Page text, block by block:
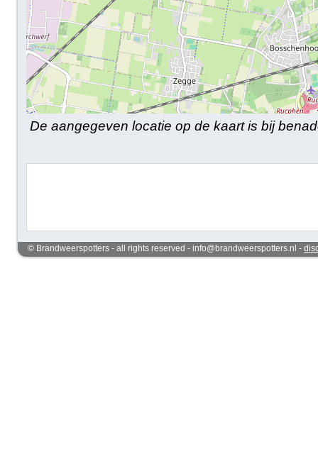
De aangegeven locatie op de kaart is bij
© Brandweerspotters - all rights reserved - info@brandweerspotters.nl -